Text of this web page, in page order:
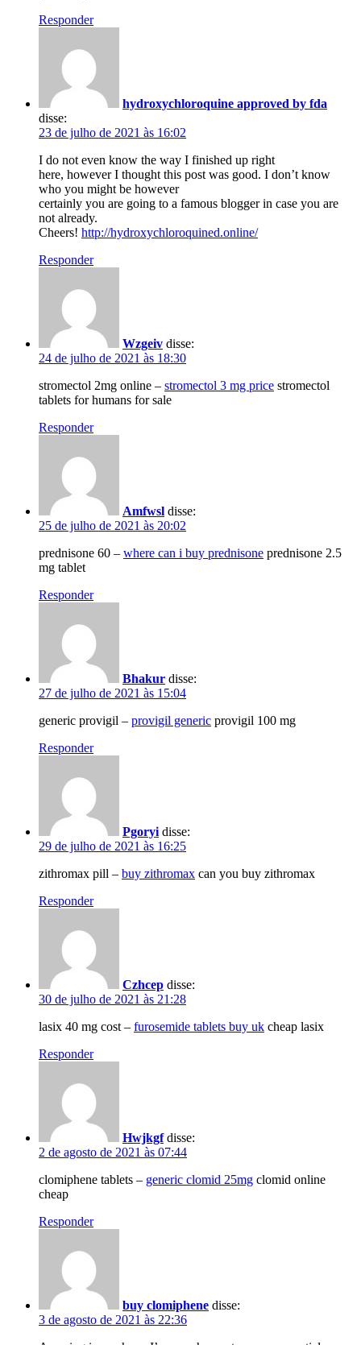
Responder
hydroxychloroquine approved by fda
disse:
23 de julho de 2021 às 16:02
I do not even know the way I finished up right
here, however I thought this post was good. I don’t know
who you might be however
certainly you are going to a famous blogger in case you are
not already.
Cheers! http://hydroxychloroquined.online/
Responder
Wzgeiv disse:
24 de julho de 2021 às 18:30
stromectol 2mg online – stromectol 3 mg price stromectol
tablets for humans for sale
Responder
Amfwsl disse:
25 de julho de 2021 às 20:02
prednisone 60 – where can i buy prednisone prednisone 2.5
mg tablet
Responder
Bhakur disse:
27 de julho de 2021 às 15:04
generic provigil – provigil generic provigil 100 mg
Responder
Pgoryi disse:
29 de julho de 2021 às 16:25
zithromax pill – buy zithromax can you buy zithromax
Responder
Czhcep disse:
30 de julho de 2021 às 21:28
lasix 40 mg cost – furosemide tablets buy uk cheap lasix
Responder
Hwjkgf disse:
2 de agosto de 2021 às 07:44
clomiphene tablets – generic clomid 25mg clomid online
cheap
Responder
buy clomiphene disse:
3 de agosto de 2021 às 22:36